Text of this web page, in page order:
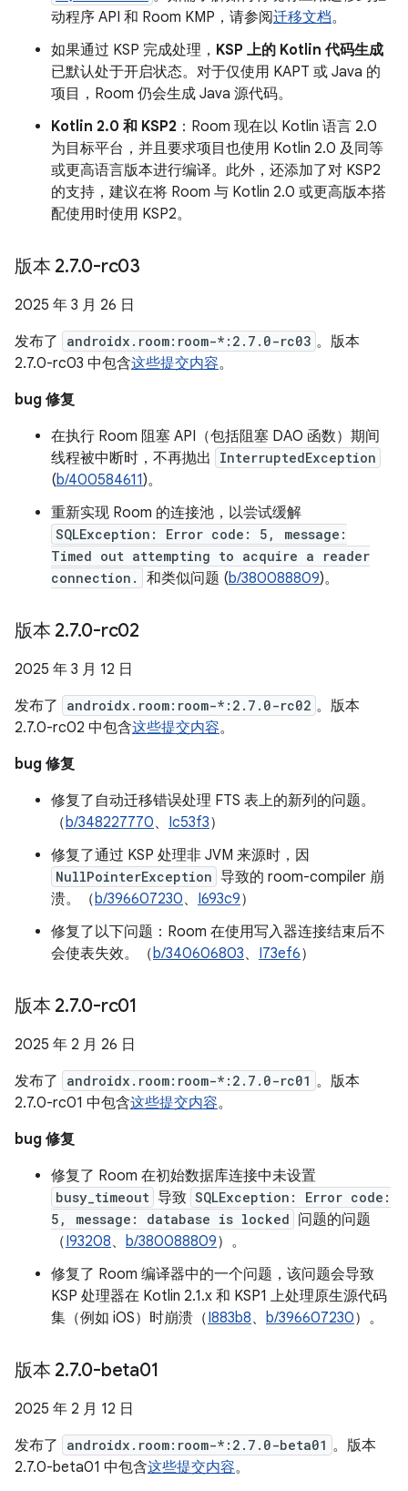
动程序 API 和 Room KMP，请参阅迁移文档。
如果通过 KSP 完成处理， KSP 上的 Kotlin 代码生成
已默认处于开启状态。对于仅使用 KAPT 或 Java 的
项目，Room 仍会生成 Java 源代码。
Kotlin 2.0 和 KSP2 ：Room 现在以 Kotlin 语言 2.0
为目标平台，并且要求项目也使用 Kotlin 2.0 及同等
或更高语言版本进行编译。此外，还添加了对 KSP2
的支持，建议在将 Room 与 Kotlin 2.0 或更高版本搭
配使用时使用 KSP2。
版本 2.7.0-rc03
2025 年 3 月 26 日
发布了
androidx.room:room-*:2.7.0-rc03 。版本
2.7.0-rc03 中包含这些提交内容。
bug 修复
在执行 Room 阻塞 API（包括阻塞 DAO 函数）期间
线程被中断时，不再抛出
InterruptedException
(b/400584611)。
重新实现 Room 的连接池，以尝试缓解
SQLException: Error code: 5, message:
Timed out attempting to acquire a reader
connection.
和类似问题 (b/380088809)。
版本 2.7.0-rc02
2025 年 3 月 12 日
发布了
androidx.room:room-*:2.7.0-rc02 。版本
2.7.0-rc02 中包含这些提交内容。
bug 修复
修复了自动迁移错误处理 FTS 表上的新列的问题。
（b/348227770、 Ic53f3）
修复了通过 KSP 处理非 JVM 来源时，因
NullPointerException 导致的 room-compiler 崩
溃。（b/396607230、 I693c9）
修复了以下问题：Room 在使用写入器连接结束后不
会使表失效。（b/340606803、 I73ef6）
版本 2.7.0-rc01
2025 年 2 月 26 日
发布了
androidx.room:room-*:2.7.0-rc01 。版本
2.7.0-rc01 中包含这些提交内容。
bug 修复
修复了 Room 在初始数据库连接中未设置
busy_timeout 导致 SQLException: Error code:
5, message: database is locked 问题的问题
（I93208、 b/380088809）。
修复了 Room 编译器中的一个问题，该问题会导致
KSP 处理器在 Kotlin 2.1.x 和 KSP1 上处理原生源代码
集（例如 iOS）时崩溃（I883b8、 b/396607230）。
版本 2.7.0-beta01
2025 年 2 月 12 日
发布了
androidx.room:room-*:2.7.0-beta01 。版本
2.7.0-beta01 中包含这些提交内容。